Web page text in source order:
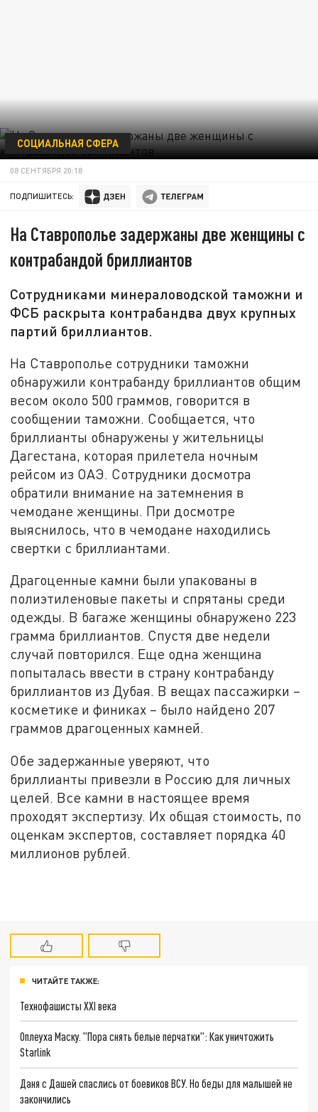
СОЦИАЛЬНАЯ СФЕРА
08 СЕНТЯБРЯ 20:18
ПОДПИШИТЕСЬ:
На Ставрополье задержаны две женщины с
контрабандой бриллиантов
Сотрудниками минераловодской таможни и
ФСБ раскрыта контрабандва двух крупных
партий бриллиантов.
На Ставрополье сотрудники таможни
обнаружили контрабанду бриллиантов общим
весом около 500 граммов, говорится в
сообщении таможни. Сообщается, что
бриллианты обнаружены у жительницы
Дагестана, которая прилетела ночным
рейсом из ОАЭ. Сотрудники досмотра
обратили внимание на затемнения в
чемодане женщины. При досмотре
выяснилось, что в чемодане находились
свертки с бриллиантами.
Драгоценные камни были упакованы в
полиэтиленовые пакеты и спрятаны среди
одежды. В багаже женщины обнаружено 223
грамма бриллиантов. Спустя две недели
случай повторился. Еще одна женщина
попыталась ввести в страну контрабанду
бриллиантов из Дубая. В вещах пассажирки –
косметике и финиках – было найдено 207
граммов драгоценных камней.
Обе задержанные уверяют, что
бриллианты привезли в Россию для личных
целей. Все камни в настоящее время
проходят экспертизу. Их общая стоимость, по
оценкам экспертов, составляет порядка 40
миллионов рублей.
ЧИТАЙТЕ ТАКЖЕ:
Технофашисты XXI века
Оплеуха Маску. "Пора снять белые перчатки": Как уничтожить
Starlink
Даня с Дашей спаслись от боевиков ВСУ. Но беды для малышей не
закончились